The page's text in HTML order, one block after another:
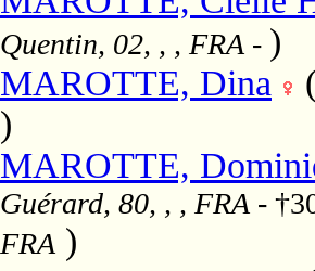
Quentin, 02, , , FRA - )
MAROTTE, Dina
)
MAROTTE,
Guérard, 80, , , FRA -
FRA )